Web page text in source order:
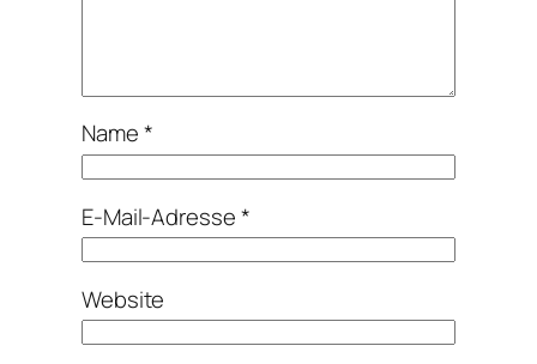
Name*
E-Mail-Adresse*
Website